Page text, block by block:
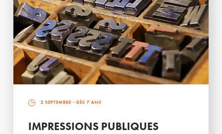
2 SEPTEMBRE - DÈS 7 ANS
IMPRESSIONS PUBLIQUES